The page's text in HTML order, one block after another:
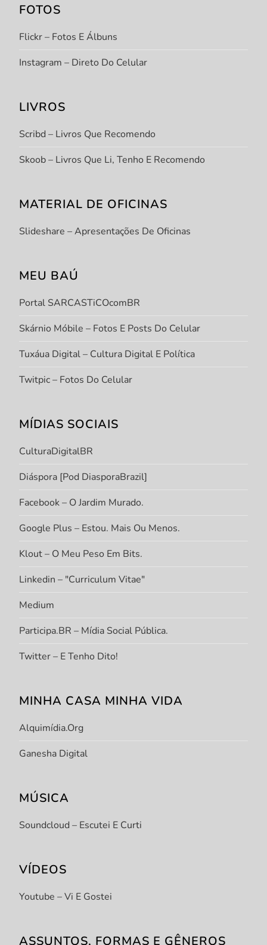
FOTOS
Flickr – Fotos E Álbuns
Instagram – Direto Do Celular
LIVROS
Scribd – Livros Que Recomendo
Skoob – Livros Que Li, Tenho E Recomendo
MATERIAL DE OFICINAS
Slideshare – Apresentações De Oficinas
MEU BAÚ
Portal SARCASTiCOcomBR
Skárnio Móbile – Fotos E Posts Do Celular
Tuxáua Digital – Cultura Digital E Política
Twitpic – Fotos Do Celular
MÍDIAS SOCIAIS
CulturaDigitalBR
Diáspora [Pod DiasporaBrazil]
Facebook – O Jardim Murado.
Google Plus – Estou. Mais Ou Menos.
Klout – O Meu Peso Em Bits.
Linkedin – "Curriculum Vitae"
Medium
Participa.BR – Mídia Social Pública.
Twitter – E Tenho Dito!
MINHA CASA MINHA VIDA
Alquimídia.org
Ganesha Digital
MÚSICA
Soundcloud – Escutei E Curti
VÍDEOS
Youtube – Vi E Gostei
ASSUNTOS, FORMAS E GÊNEROS